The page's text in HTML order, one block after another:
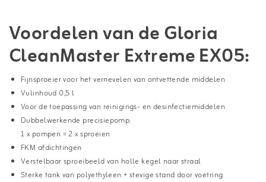
Voordelen van de Gloria
CleanMaster Extreme EX05:
Fijnsproeier voor het vernevelen van ontvettende middelen
Vulinhoud 0,5 l
Voor de toepassing van reinigings- en desinfectiemiddelen
Dubbelwerkende precisiepomp:
1 x pompen = 2 x sproeien
FKM afdichtingen
Verstelbaar sproeibeeld van holle kegel naar straal
Sterke tank van polyethyleen + stevige stand door voetring